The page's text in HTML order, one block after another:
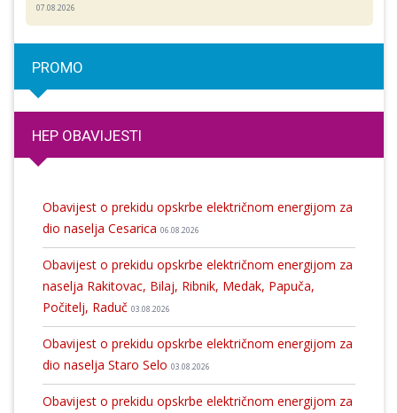
07.08.2026
PROMO
HEP OBAVIJESTI
Obavijest o prekidu opskrbe električnom energijom za
dio naselja Cesarica 06.08.2026
Obavijest o prekidu opskrbe električnom energijom za
naselja Rakitovac, Bilaj, Ribnik, Medak, Papuča,
Počitelj, Raduč 03.08.2026
Obavijest o prekidu opskrbe električnom energijom za
dio naselja Staro Selo 03.08.2026
Obavijest o prekidu opskrbe električnom energijom za